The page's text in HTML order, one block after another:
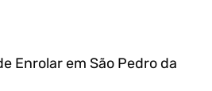
Enrolar em São Pedro da